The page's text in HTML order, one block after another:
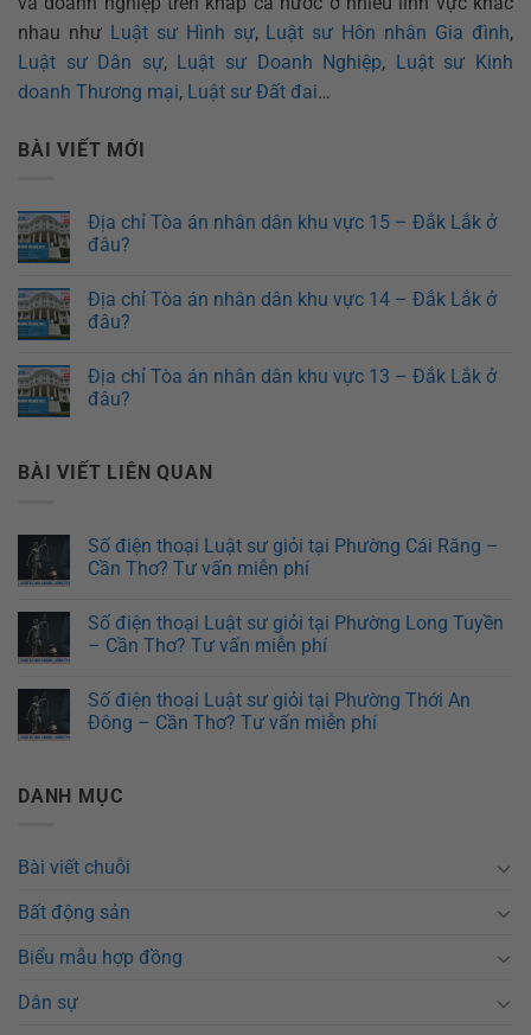
nhau như Luật sư Hình sự, Luật sư Hôn nhân Gia đình,
Luật sư Dân sự, Luật sư Doanh Nghiệp, Luật sư Kinh
doanh Thương mại, Luật sư Đất đai…
BÀI VIẾT MỚI
Địa chỉ Tòa án nhân dân khu vực 15 – Đắk Lắk ở
đâu?
Địa chỉ Tòa án nhân dân khu vực 14 – Đắk Lắk ở
đâu?
Địa chỉ Tòa án nhân dân khu vực 13 – Đắk Lắk ở
đâu?
BÀI VIẾT LIÊN QUAN
Số điện thoại Luật sư giỏi tại Phường Cái Răng –
Cần Thơ? Tư vấn miễn phí
Số điện thoại Luật sư giỏi tại Phường Long Tuyền
– Cần Thơ? Tư vấn miễn phí
Số điện thoại Luật sư giỏi tại Phường Thới An
Đông – Cần Thơ? Tư vấn miễn phí
DANH MỤC
Bài viết chuỗi
Bất động sản
Biểu mẫu hợp đồng
Dân sự